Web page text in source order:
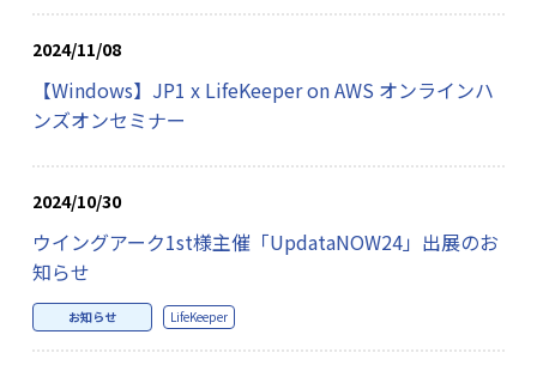
2024/11/08
【Windows】JP1 x LifeKeeper on AWS オンラインハ
ンズオンセミナー
2024/10/30
ウイングアーク1st様主催「UpdataNOW24」出展のお
知らせ
お知らせ LifeKeeper